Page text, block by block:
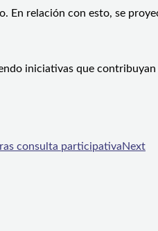
relación con esto, se
iniciativas que
consulta participativaNext